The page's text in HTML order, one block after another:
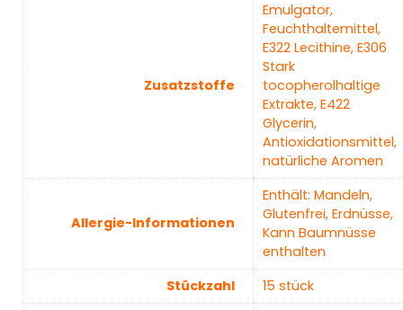
Zusatzstoffe
‎Emulgator,
Feuchthaltemittel,
E322 Lecithine, E306
Stark
tocopherolhaltige
Extrakte, E422
Glycerin,
Antioxidationsmittel,
natürliche Aromen
Allergie-Informationen
‎Enthält: Mandeln,
Glutenfrei, Erdnüsse,
Kann Baumnüsse
enthalten
Stückzahl
‎15 stück